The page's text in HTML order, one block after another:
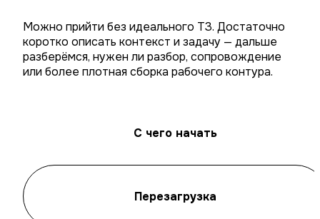
Можно прийти без идеального ТЗ. Достаточно
коротко описать контекст и задачу — дальше
разберёмся, нужен ли разбор, сопровождение
или более плотная сборка рабочего контура.
С чего начать
Перезагрузка